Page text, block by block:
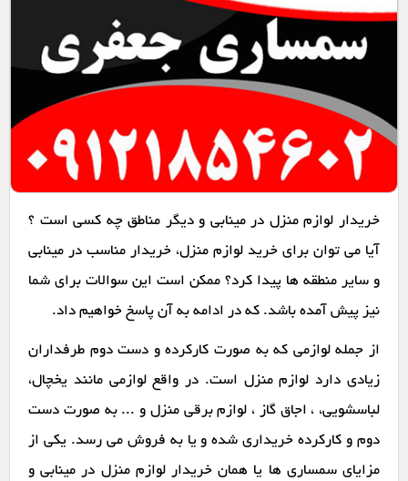
خریدار لوازم منزل در مینابی و دیگر مناطق چه کسی است ؟
آیا می توان برای خرید لوازم منزل، خریدار مناسب در مینابی
و سایر منطقه ها پیدا کرد؟ ممکن است این سوالات برای شما
نیز پیش آمده باشد. که در ادامه به آن پاسخ خواهیم داد.
از جمله لوازمی که به صورت کارکرده و دست دوم طرفداران
زیادی دارد لوازم منزل است. در واقع لوازمی مانند یخچال،
لباسشویی، ، اجاق گاز ، لوازم برقی منزل و ... به صورت دست
دوم و کارکرده خریداری شده و یا به فروش می رسد. یکی از
مزایای سمساری ها یا همان خریدار لوازم منزل در مینابی و